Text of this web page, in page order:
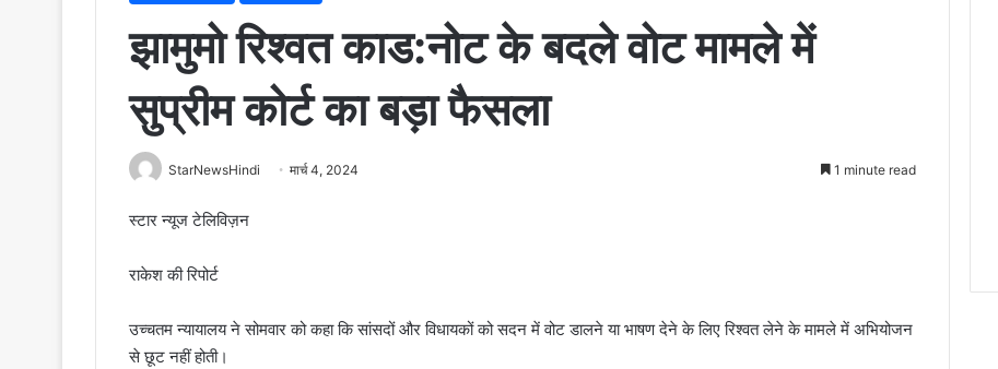
झामुमो रिश्वत काड:नोट के बदले वोट मामले में
सुप्रीम कोर्ट का बड़ा फैसला
StarNewsHindi मार्च 4, 2024 1 minute read
स्टार न्यूज टेलिविज़न
राकेश की रिपोर्ट
उच्चतम न्यायालय ने सोमवार को कहा कि सांसदों और विधायकों को सदन में वोट डालने या भाषण देने के लिए रिश्वत लेने के मामले में अभियोजन
से छूट नहीं होती।